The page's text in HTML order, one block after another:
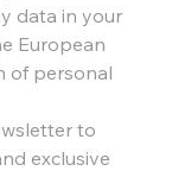
data in your
European
of personal
to
exclusive